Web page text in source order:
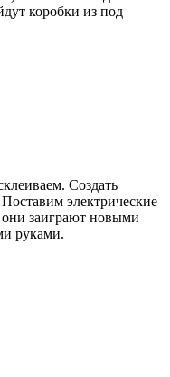
коробки из под
Создать
электрические
заиграют новыми
руками.